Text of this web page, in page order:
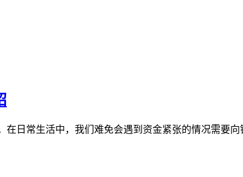
日常生活中，我们难免会遇到资金紧张的情况需要